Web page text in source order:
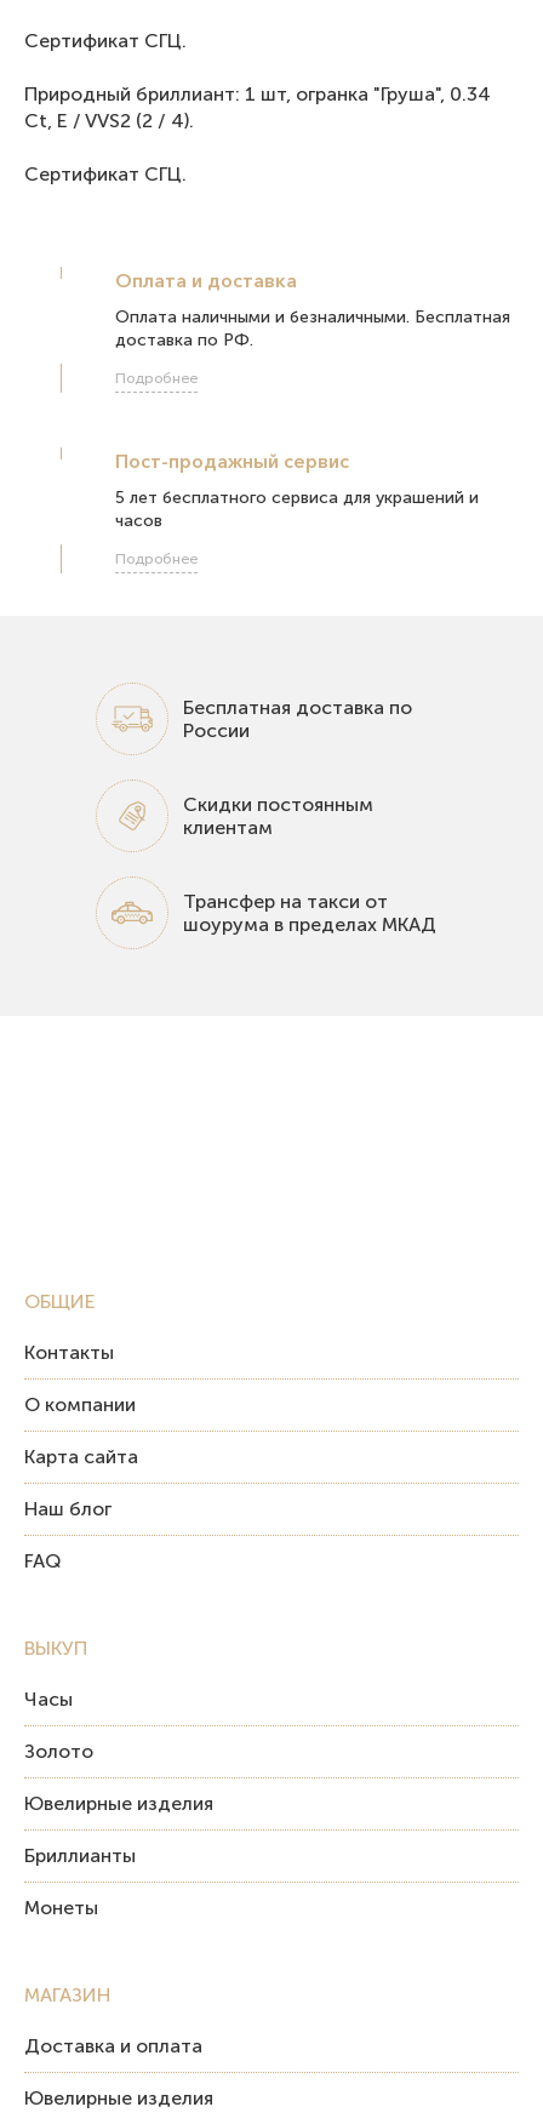
Сертификат СГЦ.
Природный бриллиант: 1 шт, огранка "Груша", 0.34
Ct, E / VVS2 (2 / 4).
Сертификат СГЦ.
Оплата и доставка
Оплата наличными и безналичными. Бесплатная
доставка по РФ.
Подробнее
Пост-продажный сервис
5 лет бесплатного сервиса для украшений и
часов
Подробнее
Бесплатная доставка по
России
Скидки постоянным
клиентам
Трансфер на такси от
шоурума в пределах МКАД
ОБЩИЕ
Контакты
О компании
Карта сайта
Наш блог
FAQ
ВЫКУП
Часы
Золото
Ювелирные изделия
Бриллианты
Монеты
МАГАЗИН
Доставка и оплата
Ювелирные изделия